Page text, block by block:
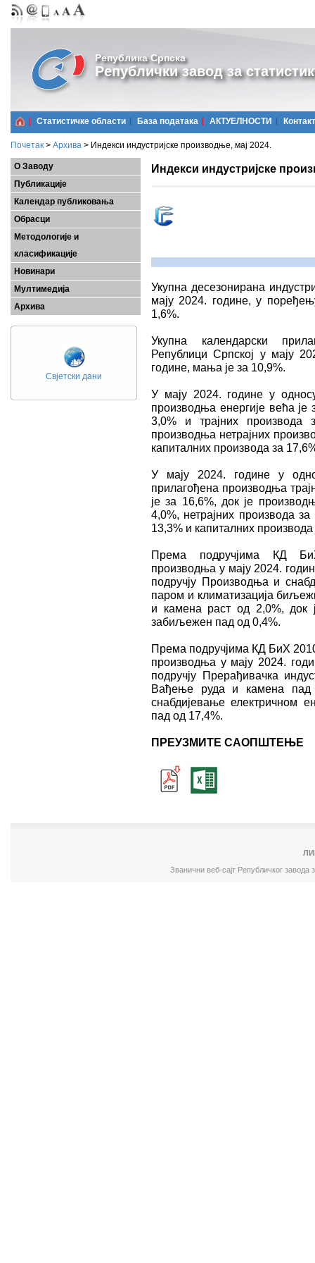
Република Српска
Републички завод за
Статистичке области Базa података АКТУЕЛНОСТИ Контакт
Почетак > Архива > Индекси индустријске производње, мај 2024.
О Заводу
Публикације
Календар публиковања
Обрасци
Методологије и
класификације
Новинари
Мултимедија
Архива
Свјетски дани
Индекси индустријске
Укупна десезонирана
мају 2024. године, у
1,6%.
Укупна календарски
Републици Српској у мају
године, мања је за 10,9%.
У мају 2024. године у
производња енергије већа је
3,0% и трајних
производња нетрајних
капиталних производа за
У мају 2024. године у
прилагођена производња
је за 16,6%, док је
4,0%, нетрајних производа
13,3% и капиталних
Према подручјима КД
производња у мају 2024.
подручју Производњa и
паром и климатизацијa
и камена раст од 2,0%, док
забиљежен пад од 0,4%.
Према подручјима КД БиХ
производња у мају 2024.
подручју Прерађивачкa
Вађењe руда и камена
снабдијевањe електричном
пад од 17,4%.
ПРЕУЗМИТЕ САОПШТЕЊЕ
Званични веб-сајт Републичког